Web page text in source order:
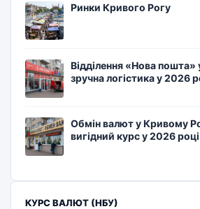
Ринки Кривого Рогу
Відділення «Нова пошта»
зручна логістика у 2026
Обмін валют у Кривому
вигідний курс у 2026 році
КУРС ВАЛЮТ (НБУ)